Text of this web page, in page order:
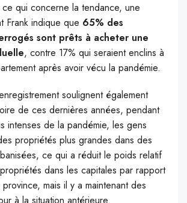
qui concerne la tendance, une
Frank indique que 65% des
sont prêts à acheter une
, contre 17% qui seraient enclins à
après avoir vécu la pandémie.
soulignent également
de ces dernières années, pendant
intenses de la pandémie, les gens
propriétés plus grandes dans des
ce qui a réduit le poids relatif
dans les capitales par rapport
mais il y a maintenant des